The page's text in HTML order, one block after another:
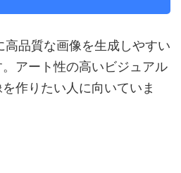
品質な画像を生成しやすい
アート性の高いビジュアル
作りたい人に向いていま